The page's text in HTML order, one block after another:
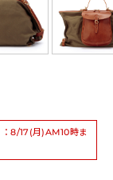
8/17(月)AM10時ま